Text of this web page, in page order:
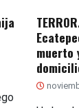
muerto